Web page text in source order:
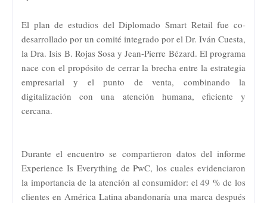
El plan de estudios del Diplomado Smart Retail fue co-
desarrollado por un comité integrado por el Dr. Iván Cuesta,
la Dra. Isis B. Rojas Sosa y Jean-Pierre Bézard. El programa
nace con el propósito de cerrar la brecha entre la estrategia
empresarial y el punto de venta, combinando la
digitalización con una atención humana, eficiente y
cercana.
Durante el encuentro se compartieron datos del informe
Experience Is Everything de PwC, los cuales evidenciaron
la importancia de la atención al consumidor: el 49 % de los
clientes en América Latina abandonaría una marca después